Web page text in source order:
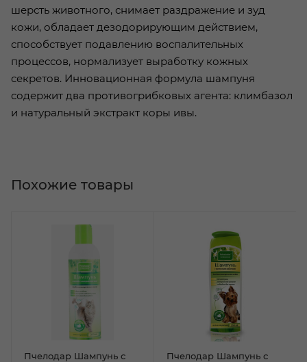
шерсть животного, снимает раздражение и зуд
кожи, обладает дезодорирующим действием,
способствует подавлению воспалительных
процессов, нормализует выработку кожных
секретов. Инновационная формула шампуня
содержит два противогрибковых агента: климбазол
и натуральный экстракт коры ивы.
Пчелодар Шампунь с
Пчелодар Шампунь с
Похожие товары